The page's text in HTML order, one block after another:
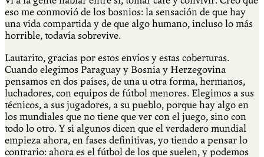
eso me conmovió de los bosnios: la sensación de que hay
una vida compartida y de que algo humano, incluso lo más
horrible, todavía sobrevive.
Lautarito, gracias por estos envíos y estas coberturas.
Cuando elegimos Paraguay y Bosnia y Herzegovina
pensamos en dos países, de una u otra forma, hermanos,
luchadores, con equipos de fútbol menores. Elegimos a sus
técnicos, a sus jugadores, a su pueblo, porque hay algo en
los mundiales que no tiene que ver con el juego, sino con
todo lo otro. Y si algunos dicen que el verdadero mundial
empieza ahora, en fases definitivas, yo tiendo a pensar lo
contrario: ahora es el fútbol de los que suelen, y podemos